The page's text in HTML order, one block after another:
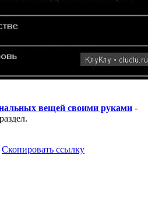
вещей своими руками -
Скопировать ссылку